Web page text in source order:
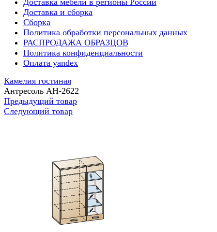
Доставка мебели в регионы России
Доставка и сборка
Сборка
Политика обработки персональных данных
РАСПРОДАЖА ОБРАЗЦОВ
Политика конфиденциальности
Оплата yandex
Камелия гостиная
Антресоль АН-2622
Предыдущий товар
Следующий товар